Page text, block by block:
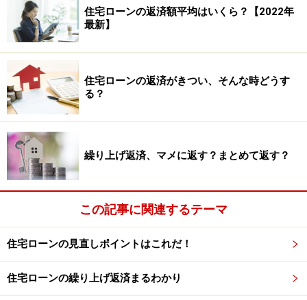
□ 住宅販売の営業マンが勧めてくれたローンだから
□ 銀行員が勧めてくれたローンだから
一つでも該当する方は、今からでもまだ間に合います。
ご自身の住宅ローン返済について、改めて計画の見直し
をしてみましょう。
3ステップで返済“再”計画をたてよう！ ＞＞
※記事内容は執筆時点のものです。最新の内容をご確認くださ
い。
住宅ローンの返済額平均はいくら？【2022年
最新】
住宅ローンの返済がきつい、そんな時どうす
る？
繰り上げ返済、マメに返す？まとめて返す？
この記事に関連するテーマ
住宅ローンの見直しポイントはこれだ！
住宅ローンの繰り上げ返済まるわかり